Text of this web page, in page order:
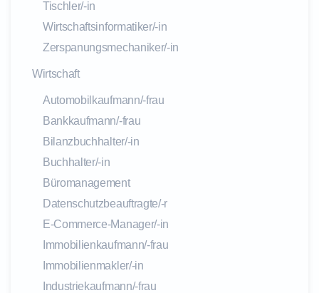
Tischler/-in
Wirtschaftsinformatiker/-in
Zerspanungsmechaniker/-in
Wirtschaft
Automobilkaufmann/-frau
Bankkaufmann/-frau
Bilanzbuchhalter/-in
Buchhalter/-in
Büromanagement
Datenschutzbeauftragte/-r
E-Commerce-Manager/-in
Immobilienkaufmann/-frau
Immobilienmakler/-in
Industriekaufmann/-frau